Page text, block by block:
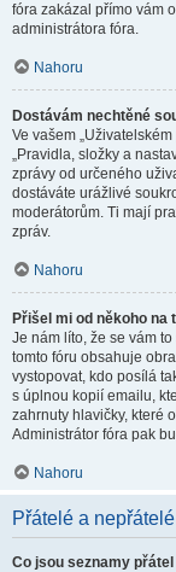
fóra zakázal přímo vám
administrátora fóra.
Nahoru
Dostávám nechtěné
Ve vašem
„Pravidla, složky a
zprávy od určeného
dostáváte urážlivé
moderátorům. Ti mají
zpráv.
Nahoru
Přišel mi od někoho
Je nám líto, že se vám
tomto fóru obsahuje
vystopovat, kdo posílá
s úplnou kopií emailu,
zahrnuty hlavičky, které
Administrátor fóra pak
Nahoru
Přátelé a nepřátelé
Co jsou seznamy